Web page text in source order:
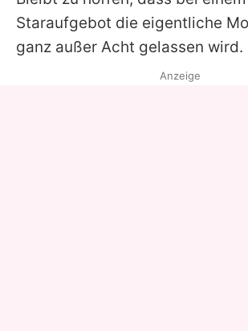
Staraufgebot die eigentliche
ganz außer Acht gelassen wird.
Anzeige